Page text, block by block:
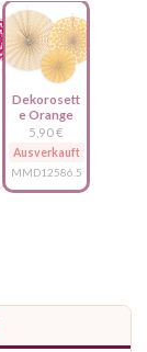
Dekorosett
e Orange
5,90 €
Ausverkauft
MMD12586.5